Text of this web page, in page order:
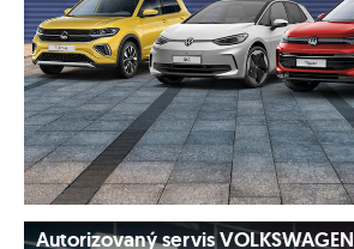
Autorizovaný servis VOLKSWAGEN